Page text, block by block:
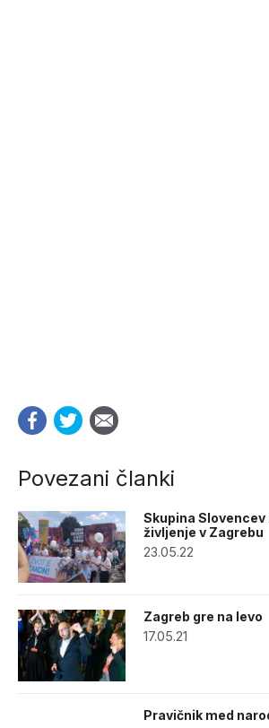
Povezani članki
Skupina Slovencev
življenje v Zagrebu
23.05.22
Zagreb gre na levo
17.05.21
Pravičnik med